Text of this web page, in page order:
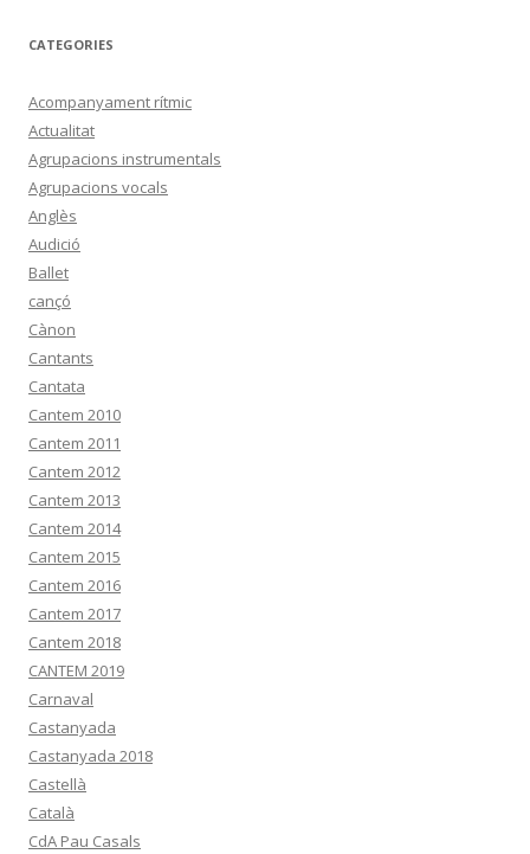
CATEGORIES
Acompanyament rítmic
Actualitat
Agrupacions instrumentals
Agrupacions vocals
Anglès
Audició
Ballet
cançó
Cànon
Cantants
Cantata
Cantem 2010
Cantem 2011
Cantem 2012
Cantem 2013
Cantem 2014
Cantem 2015
Cantem 2016
Cantem 2017
Cantem 2018
CANTEM 2019
Carnaval
Castanyada
Castanyada 2018
Castellà
Català
CdA Pau Casals